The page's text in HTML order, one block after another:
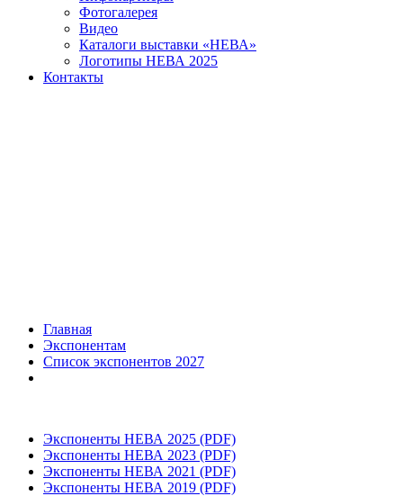
Фотогалерея
Видео
Каталоги выставки «НЕВА»
Логотипы НЕВА 2025
Контакты
Главная
Экспонентам
Список экспонентов 2027
Экспоненты НЕВА 2025 (PDF)
Экспоненты НЕВА 2023 (PDF)
Экспоненты НЕВА 2021 (PDF)
Экспоненты НЕВА 2019 (PDF)